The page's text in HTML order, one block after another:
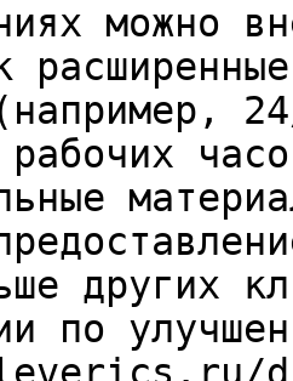
можно
рабочих
других
по